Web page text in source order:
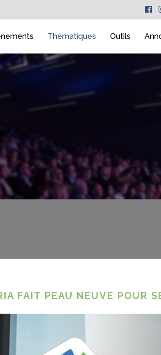
Thématiques Outils
des
dès le 1er avril
d'ordonnance qui modifie le système
FAIT PEAU NEUVE POUR